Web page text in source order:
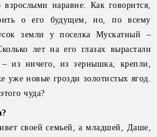
взрослыми наравне. Как говорится,
о его будущем, но, по всему
земли у поселка Мускатный –
лет на его глазах вырастали
из ничего, из зернышка, крепли,
уже новые грозди золотистых ягод.
чуда?
своей семьей, а младшей, Даше,